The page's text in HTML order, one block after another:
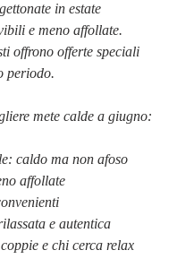
in estate
e meno affollate.
offrono offerte speciali
periodo.
mete calde a giugno:
caldo ma non afoso
affollate
e autentica
e chi cerca relax